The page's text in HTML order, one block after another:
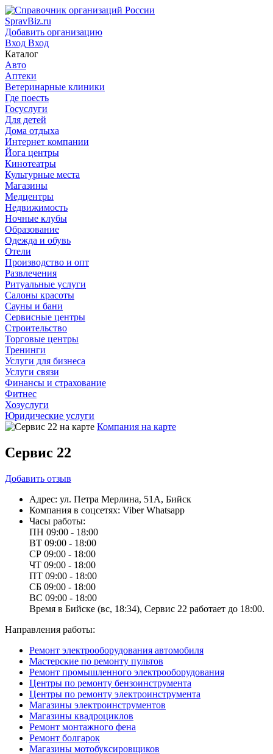
SpravBiz.ru
Добавить организацию
Вход Вход
Каталог
Авто
Аптеки
Ветеринарные клиники
Где поесть
Госуслуги
Для детей
Дома отдыха
Интернет компании
Йога центры
Кинотеатры
Культурные места
Магазины
Медцентры
Недвижимость
Ночные клубы
Образование
Одежда и обувь
Отели
Производство и опт
Развлечения
Ритуальные услуги
Салоны красоты
Сауны и бани
Сервисные центры
Строительство
Торговые центры
Тренинги
Услуги для бизнеса
Услуги связи
Финансы и страхование
Фитнес
Хозуслуги
Юридические услуги
Компания на карте
Сервис 22
Добавить отзыв
Адрес: ул. Петра Мерлина, 51А, Бийск
Компания в соцсетях: Viber Whatsapp
Часы работы:
ПН 09:00 - 18:00
ВТ 09:00 - 18:00
СР 09:00 - 18:00
ЧТ 09:00 - 18:00
ПТ 09:00 - 18:00
СБ 09:00 - 18:00
ВС 09:00 - 18:00
Время в Бийске (вс, 18:34), Сервис 22 работает до 18:00.
Направления работы:
Ремонт электрооборудования автомобиля
Мастерские по ремонту пультов
Ремонт промышленного электрооборудования
Центры по ремонту бензоинструмента
Центры по ремонту электроинструмента
Магазины электроинструментов
Магазины квадроциклов
Ремонт монтажного фена
Ремонт болгарок
Магазины мотобуксировщиков